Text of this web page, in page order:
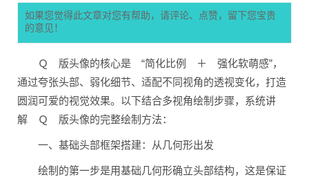
如果您觉得此文章对您有帮助，请评论、点赞，留下您宝贵
的意见！
Ｑ 版头像的核心是 “简化比例 ＋ 强化软萌感”，
通过夸张头部、弱化细节、适配不同视角的透视变化，打造
圆润可爱的视觉效果。以下结合多视角绘制步骤，系统讲
解 Ｑ 版头像的完整绘制方法：
一、基础头部框架搭建：从几何形出发
绘制的第一步是用基础几何形确立头部结构，这是保证